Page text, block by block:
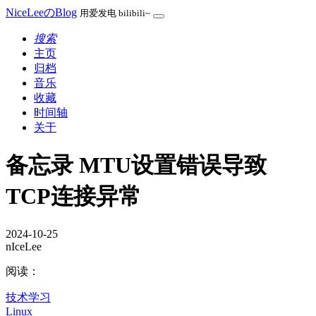
NiceLeeのBlog 用爱发电 bilibili~
搜索
主页
归档
音乐
收藏
时间轴
关于
备忘录 MTU设置错误导致
TCP连接异常
2024-10-25
nIceLee
阅读：
技术学习
Linux